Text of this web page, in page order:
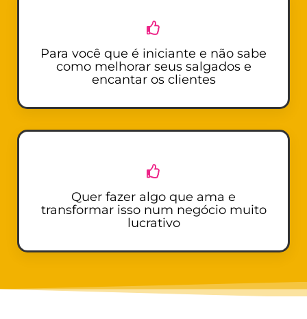
Para você que é iniciante e não sabe
como melhorar seus salgados e
encantar os clientes
Quer fazer algo que ama e
transformar isso num negócio muito
lucrativo